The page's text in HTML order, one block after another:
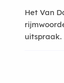
Het Van
uitspraak.